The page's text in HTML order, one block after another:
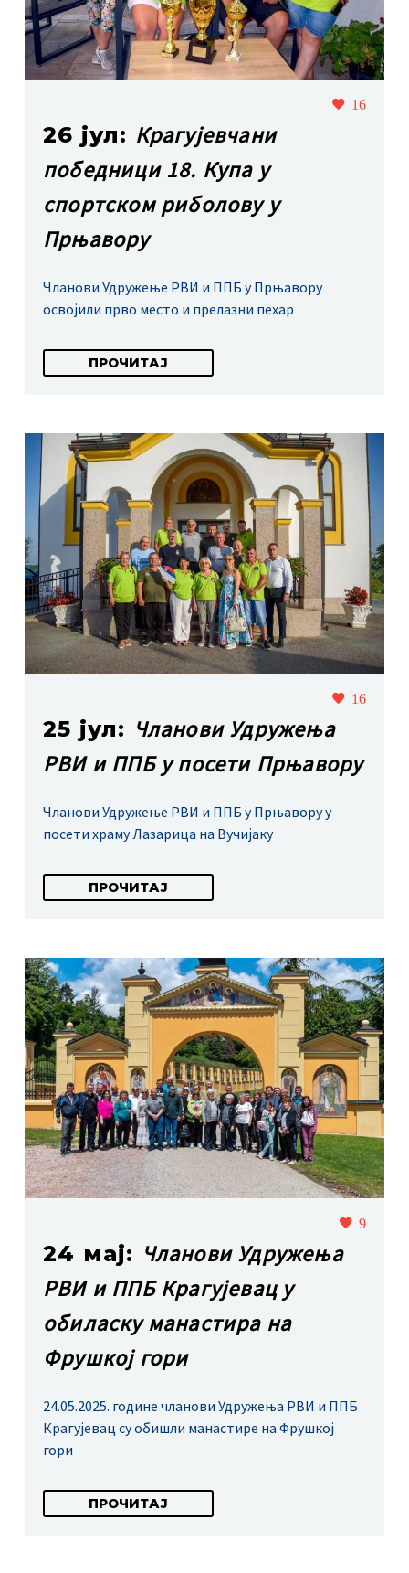
16
26 јул: Крагујевчани
победници 18. Купа у
спортском риболову у
Прњавору
Чланови Удружење РВИ и ППБ у Прњавору
освојили прво место и прелазни пехар
ПРОЧИТАЈ
16
25 јул: Чланови Удружења
РВИ и ППБ у посети Прњавору
Чланови Удружење РВИ и ППБ у Прњавору у
посети храму Лазарица на Вучијаку
ПРОЧИТАЈ
9
24 мај: Чланови Удружења
РВИ и ППБ Крагујевац у
обиласку манастира на
Фрушкој гори
24.05.2025. године чланови Удружења РВИ и ППБ
Крагујевац су обишли манастире на Фрушкој
гори
ПРОЧИТАЈ